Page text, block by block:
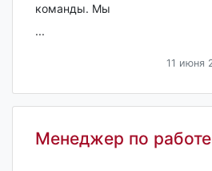
команды. Мы
...
11 июня
Менеджер по